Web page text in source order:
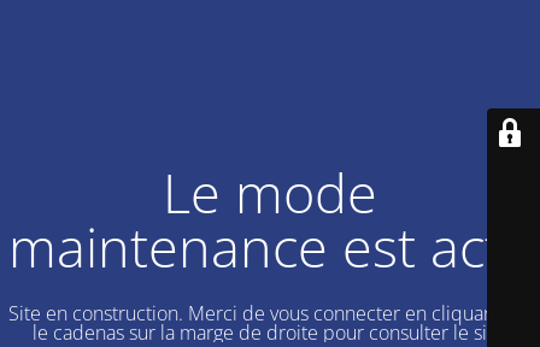
Le mode
maintenance est actif
Site en construction. Merci de vous connecter en cliquant sur
le cadenas sur la marge de droite pour consulter le site.